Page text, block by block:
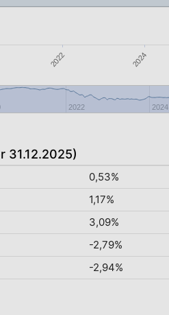
2022 2024
2022 2024
31.12.2025)
0,53%
1,17%
3,09%
-2,79%
-2,94%